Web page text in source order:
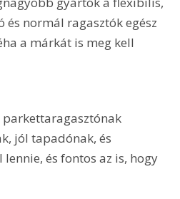
és normál ragasztók egész
a márkát is meg kell
jól tapadónak, és
és fontos az is, hogy